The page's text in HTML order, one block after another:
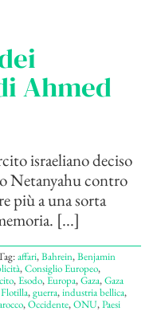
Ahmed
israeliano deciso
Netanyahu contro
più a una sorta
[...]
affari,Bahrein,Benjamin
,Consiglio Europeo,
,Esodo,Europa,Gaza,Gaza
,guerra,industria bellica,
,Occidente,ONU,Paesi